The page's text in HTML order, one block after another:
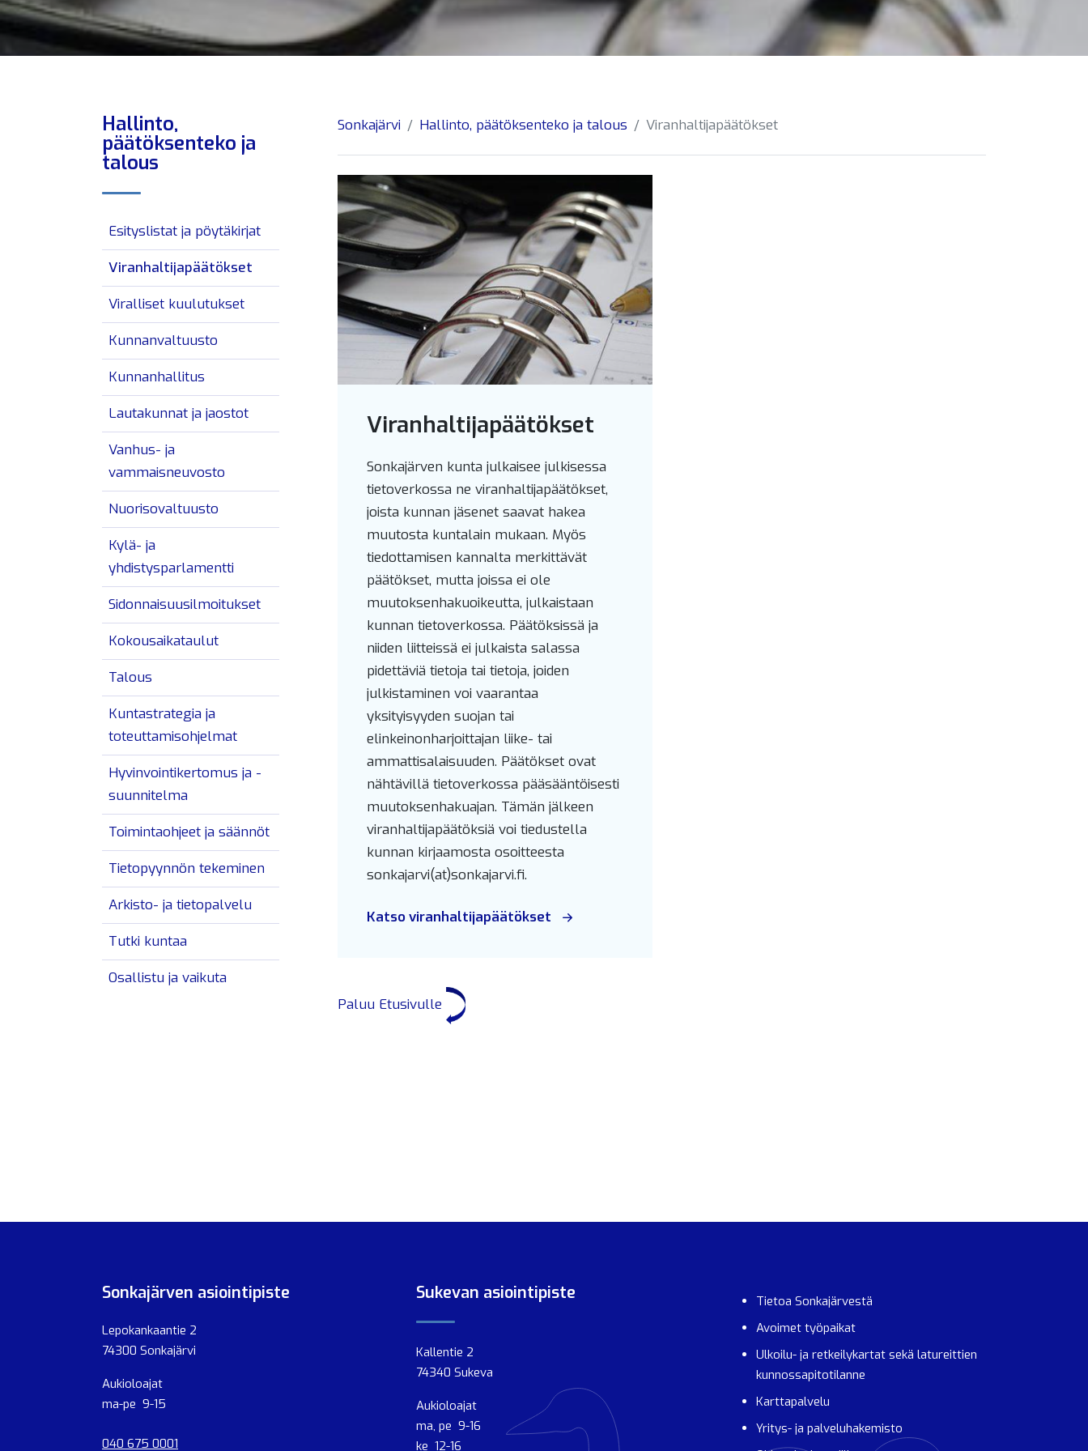
Hallinto,
päätöksenteko ja
talous
Esityslistat ja pöytäkirjat
Viranhaltijapäätökset
Viralliset kuulutukset
Kunnanvaltuusto
Kunnanhallitus
Lautakunnat ja jaostot
Vanhus- ja
vammaisneuvosto
Nuorisovaltuusto
Kylä- ja
yhdistysparlamentti
Sidonnaisuusilmoitukset
Kokousaikataulut
Talous
Kuntastrategia ja
toteuttamisohjelmat
Hyvinvointikertomus ja -
suunnitelma
Toimintaohjeet ja säännöt
Tietopyynnön tekeminen
Arkisto- ja tietopalvelu
Tutki kuntaa
Osallistu ja vaikuta
Sonkajärvi Hallinto, päätöksenteko ja talous Viranhaltijapäätökset
Viranhaltijapäätökset
Sonkajärven kunta julkaisee julkisessa
tietoverkossa ne viranhaltijapäätökset,
joista kunnan jäsenet saavat hakea
muutosta kuntalain mukaan. Myös
tiedottamisen kannalta merkittävät
päätökset, mutta joissa ei ole
muutoksenhakuoikeutta, julkaistaan
kunnan tietoverkossa. Päätöksissä ja
niiden liitteissä ei julkaista salassa
pidettäviä tietoja tai tietoja, joiden
julkistaminen voi vaarantaa
yksityisyyden suojan tai
elinkeinonharjoittajan liike- tai
ammattisalaisuuden. Päätökset ovat
nähtävillä tietoverkossa pääsääntöisesti
muutoksenhakuajan. Tämän jälkeen
viranhaltijapäätöksiä voi tiedustella
kunnan kirjaamosta osoitteesta
sonkajarvi(at)sonkajarvi.fi.
Katso viranhaltijapäätökset
Paluu Etusivulle
Sonkajärven asiointipiste
Lepokankaantie 2
74300 Sonkajärvi
Aukioloajat
ma-pe 9-15
040 675 0001
Sukevan asiointipiste
Kallentie 2
74340 Sukeva
Aukioloajat
ma, pe 9-16
ke 12-16
Tietoa Sonkajärvestä
Avoimet työpaikat
Ulkoilu- ja retkeilykartat sekä latureittien
kunnossapitotilanne
Karttapalvelu
Yritys- ja palveluhakemisto